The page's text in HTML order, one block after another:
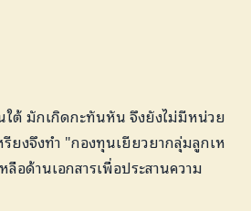
ต้ มักเกิดกะทันหัน จึงยังไม่มีหน่วย
ยงจึงทำ "กองทุนเยียวยากลุ่มลูกเห
อด้านเอกสารเพื่อประสานความ